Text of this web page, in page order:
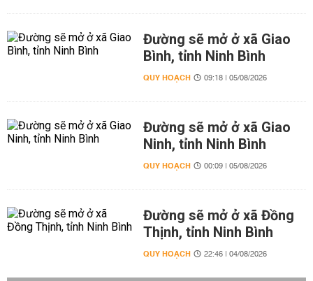
Đường sẽ mở ở xã Giao
Bình, tỉnh Ninh Bình
QUY HOẠCH 09:18 | 05/08/2026
Đường sẽ mở ở xã Giao
Ninh, tỉnh Ninh Bình
QUY HOẠCH 00:09 | 05/08/2026
Đường sẽ mở ở xã Đồng
Thịnh, tỉnh Ninh Bình
QUY HOẠCH 22:46 | 04/08/2026